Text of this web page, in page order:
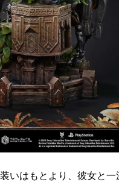
いはもとより、彼女と